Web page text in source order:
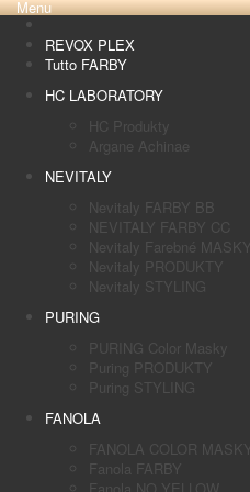
Menu
REVOX PLEX
Tutto FARBY
HC LABORATORY
HC Produkty
Argane Achinae
NEVITALY
Nevitaly FARBY BB
NEVITALY FARBY CC
Nevitaly Farebné MASKY
Nevitaly PRODUKTY
Nevitaly STYLING
PURING
PURING Color Masky
Puring PRODUKTY
Puring STYLING
FANOLA
FANOLA COLOR MASKY
Fanola FARBY